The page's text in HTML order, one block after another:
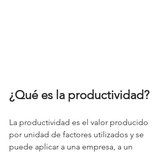
¿Qué es la productividad?
La productividad es el valor producido
por unidad de factores utilizados y se
puede aplicar a una empresa, a un